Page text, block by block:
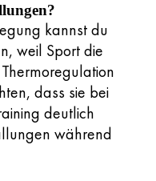
kannst du
weil Sport die
dass sie bei
deutlich
während